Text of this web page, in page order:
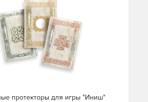
протекторы для игры "Иниш"